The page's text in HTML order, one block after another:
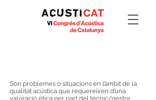
Són problemes o situacions en l’àmbit de la
qualitat acústica que requereixen d’una
valoració ètica per part del tècnic/gestor